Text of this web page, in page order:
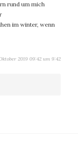
rund um mich
im winter, wenn
2019 09:42 um 9:42